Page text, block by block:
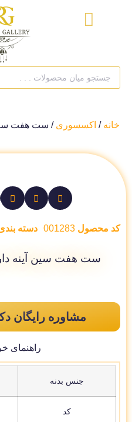
خانه / اکسسوری / ست هفت سین
کد محصول 001283 دسته
ست هفت سین آینه
مشاوره رایگان
راهنمای
جنس بدنه
کد